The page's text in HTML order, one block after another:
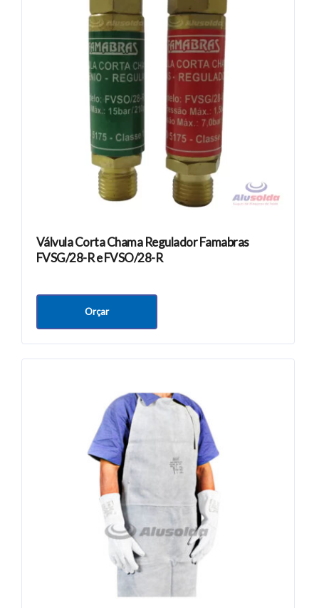
Válvula Corta Chama Regulador Famabras
FVSG/28-R e FVSO/28-R
Orçar